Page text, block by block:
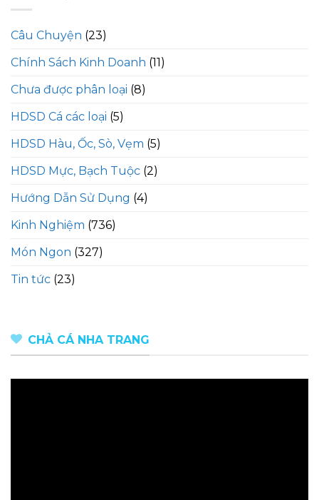
Câu Chuyện (23)
Chính Sách Kinh Doanh (11)
Chưa được phân loại (8)
HDSD Cá các loại (5)
HDSD Hàu, Ốc, Sò, Vẹm (5)
HDSD Mực, Bạch Tuộc (2)
Hướng Dẫn Sử Dụng (4)
Kinh Nghiệm (736)
Món Ngon (327)
Tin tức (23)
CHẢ CÁ NHA TRANG